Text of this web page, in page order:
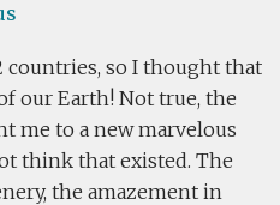
countries, so I thought that
our Earth! Not true, the
me to a new marvelous
think that existed. The
the amazement in